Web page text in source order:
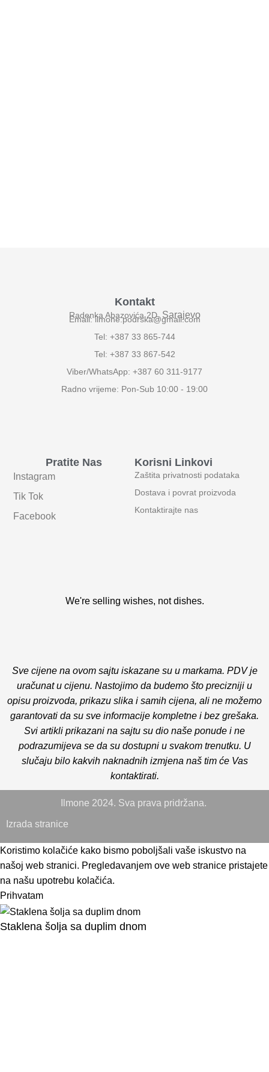
We're selling wishes, not dishes.
Korisni Linkovi
Zaštita privatnosti podataka
Dostava i povrat proizvoda
Kontaktirajte nas
Pratite Nas
Instagram
Tik Tok
Facebook
Kontakt
Radenka Abazovića 2D, Sarajevo
Email: ilmone.podrska@gmail.com
Tel: +387 33 865-744
Tel: +387 33 867-542
Viber/WhatsApp: +387 60 311-9177
Radno vrijeme: Pon-Sub 10:00 - 19:00
Sve cijene na ovom sajtu iskazane su u markama. PDV je
uračunat u cijenu. Nastojimo da budemo što precizniji u
opisu proizvoda, prikazu slika i samih cijena, ali ne možemo
garantovati da su sve informacije kompletne i bez grešaka.
Svi artikli prikazani na sajtu su dio naše ponude i ne
podrazumijeva se da su dostupni u svakom trenutku. U
slučaju bilo kakvih naknadnih izmjena naš tim će Vas
kontaktirati.
Ilmone 2024. Sva prava pridržana.
Izrada stranice
Koristimo kolačiće kako bismo poboljšali vaše iskustvo na
našoj web stranici. Pregledavanjem ove web stranice pristajete
na našu upotrebu kolačića.
Prihvatam
Staklena šolja sa duplim dnom